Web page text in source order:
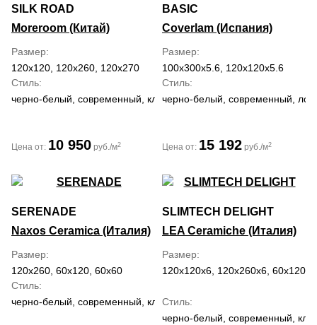
SILK ROAD
Moreroom (Китай)
Размер
120x120, 120x260, 120x270
Стиль
черно-белый, современный, классический
Цена от: 10 950 руб./м2
BASIC
Coverlam (Испания)
Размер
100x300x5.6, 120x120x5.6
Стиль
черно-белый, современный,
Цена от: 15 192 руб./м2
SERENADE
Naxos Ceramica (Италия)
Размер
120x260, 60x120, 60x60
Стиль
черно-белый, современный, классический,
SLIMTECH DELIGHT
LEA Ceramiche (Италия)
Размер
120x120x6, 120x260x6, 60x120x6
Стиль
черно-белый, современный,